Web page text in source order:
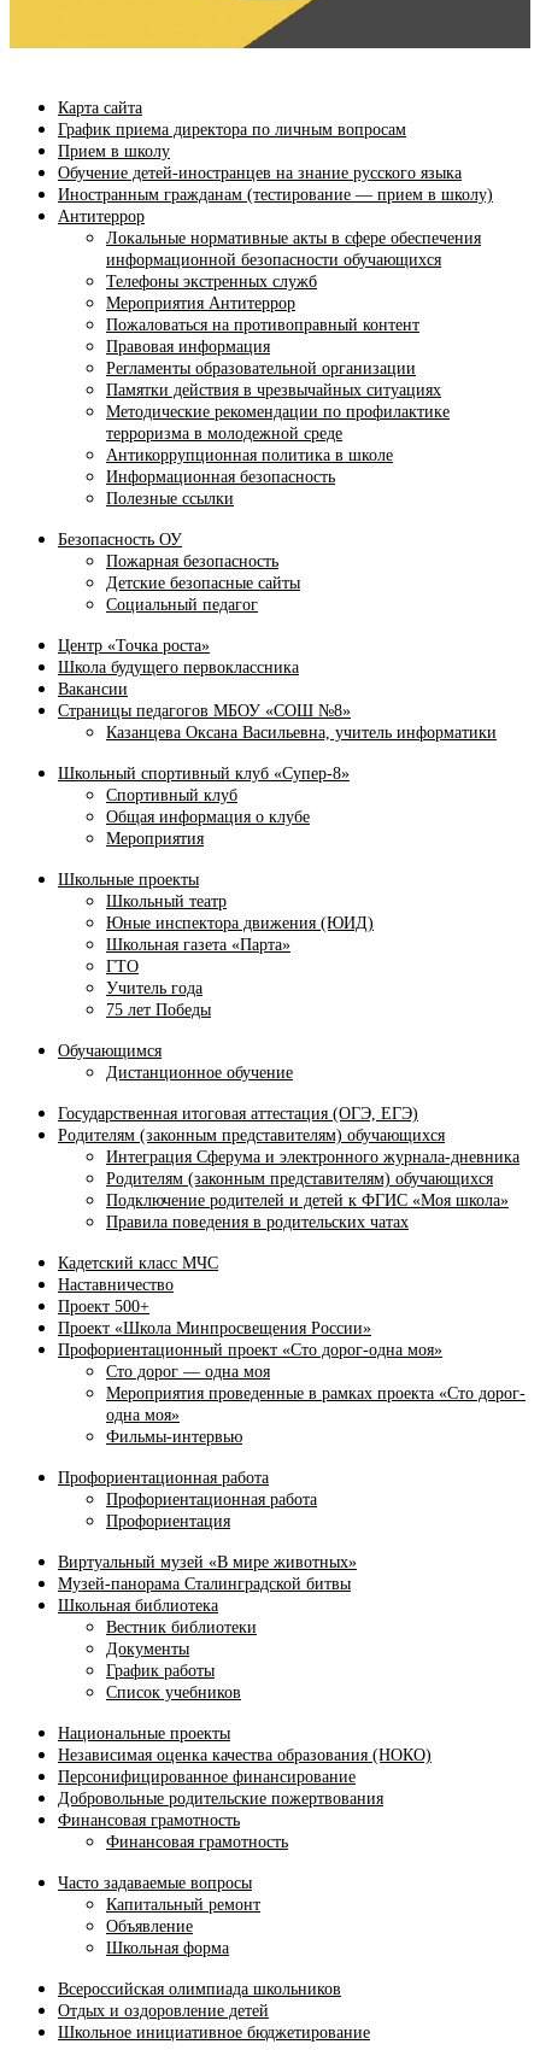
Карта сайта
График приема директора по личным вопросам
Прием в школу
Обучение детей-иностранцев на знание русского языка
Иностранным гражданам (тестирование — прием в школу)
Антитеррор
Локальные нормативные акты в сфере обеспечения
информационной безопасности обучающихся
Телефоны экстренных служб
Мероприятия Антитеррор
Пожаловаться на противоправный контент
Правовая информация
Регламенты образовательной организации
Памятки действия в чрезвычайных ситуациях
Методические рекомендации по профилактике
терроризма в молодежной среде
Антикоррупционная политика в школе
Информационная безопасность
Полезные ссылки
Безопасность ОУ
Пожарная безопасность
Детские безопасные сайты
Социальный педагог
Центр «Точка роста»
Школа будущего первоклассника
Вакансии
Страницы педагогов МБОУ «СОШ №8»
Казанцева Оксана Васильевна, учитель информатики
Школьный спортивный клуб «Супер-8»
Спортивный клуб
Общая информация о клубе
Мероприятия
Школьные проекты
Школьный театр
Юные инспектора движения (ЮИД)
Школьная газета «Парта»
ГТО
Учитель года
75 лет Победы
Обучающимся
Дистанционное обучение
Государственная итоговая аттестация (ОГЭ, ЕГЭ)
Родителям (законным представителям) обучающихся
Интеграция Сферума и электронного журнала‑дневника
Родителям (законным представителям) обучающихся
Подключение родителей и детей к ФГИС «Моя школа»
Правила поведения в родительских чатах
Кадетский класс МЧС
Наставничество
Проект 500+
Проект «Школа Минпросвещения России»
Профориентационный проект «Сто дорог-одна моя»
Сто дорог — одна моя
Мероприятия проведенные в рамках проекта «Сто дорог-
одна моя»
Фильмы-интервью
Профориентационная работа
Профориентационная работа
Профориентация
Виртуальный музей «В мире животных»
Музей-панорама Сталинградской битвы
Школьная библиотека
Вестник библиотеки
Документы
График работы
Список учебников
Национальные проекты
Независимая оценка качества образования (НОКО)
Персонифицированное финансирование
Добровольные родительские пожертвования
Финансовая грамотность
Финансовая грамотность
Часто задаваемые вопросы
Капитальный ремонт
Объявление
Школьная форма
Всероссийская олимпиада школьников
Отдых и оздоровление детей
Школьное инициативное бюджетирование